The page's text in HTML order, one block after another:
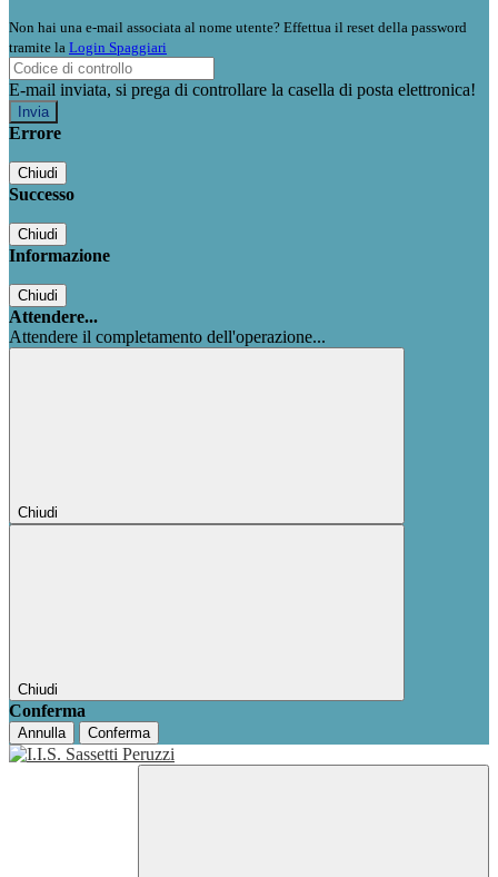
Non hai una e-mail associata al nome utente? Effettua il reset della password
tramite la Login Spaggiari
E-mail inviata, si prega di controllare la casella di posta elettronica!
Errore
Chiudi
Successo
Chiudi
Informazione
Chiudi
Attendere...
Attendere il completamento dell'operazione...
Chiudi
Chiudi
Conferma
Annulla Conferma